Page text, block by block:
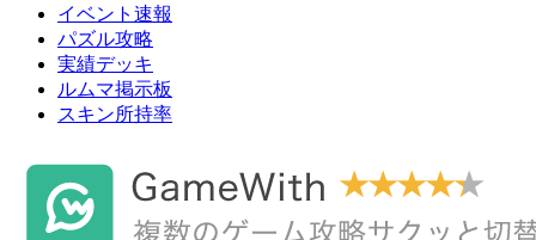
イベント速報
パズル攻略
実績デッキ
ルムマ掲示板
スキン所持率